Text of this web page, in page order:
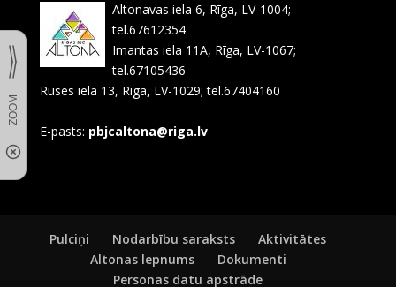
Altonavas iela 6, Rīga, LV-1004;
tel.67612354
Imantas iela 11A, Rīga, LV-1067;
tel.67105436
Ruses iela 13, Rīga, LV-1029; tel.67404160
E-pasts: pbjcaltona@riga.lv
Pulciņi Nodarbību saraksts
Aktivitātes
Altonas lepnums
Dokumenti
Personas datu apstrāde